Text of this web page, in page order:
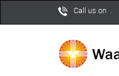
Call us on .